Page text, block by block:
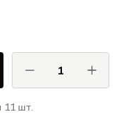
11 шт.